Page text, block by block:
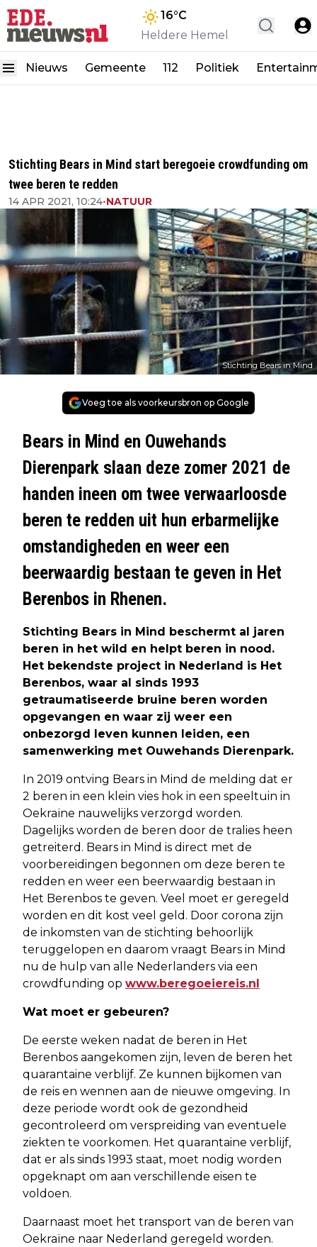
16°C
Heldere Hemel
Nieuws Gemeente 112 Politiek
Stichting Bears in Mind start beregoeie crowdfunding om
twee beren te redden
14 APR 2021, 10:24•NATUUR
Stichting Bears in Mind
Voeg toe als voorkeursbron op Google
Bears in Mind en Ouwehands
Dierenpark slaan deze zomer 2021 de
handen ineen om twee verwaarloosde
beren te redden uit hun erbarmelijke
omstandigheden en weer een
beerwaardig bestaan te geven in Het
Berenbos in Rhenen.
Stichting Bears in Mind beschermt al jaren
beren in het wild en helpt beren in nood.
Het bekendste project in Nederland is Het
Berenbos, waar al sinds 1993
getraumatiseerde bruine beren worden
opgevangen en waar zij weer een
onbezorgd leven kunnen leiden, een
samenwerking met Ouwehands Dierenpark.
In 2019 ontving Bears in Mind de melding dat er
2 beren in een klein vies hok in een speeltuin in
Oekraïne nauwelijks verzorgd worden.
Dagelijks worden de beren door de tralies heen
getreiterd. Bears in Mind is direct met de
voorbereidingen begonnen om deze beren te
redden en weer een beerwaardig bestaan in
Het Berenbos te geven. Veel moet er geregeld
worden en dit kost veel geld. Door corona zijn
de inkomsten van de stichting behoorlijk
teruggelopen en daarom vraagt Bears in Mind
nu de hulp van alle Nederlanders via een
crowdfunding op www.beregoeiereis.nl
Wat moet er gebeuren?
De eerste weken nadat de beren in Het
Berenbos aangekomen zijn, leven de beren het
quarantaine verblijf. Ze kunnen bijkomen van
de reis en wennen aan de nieuwe omgeving. In
deze periode wordt ook de gezondheid
gecontroleerd om verspreiding van eventuele
ziekten te voorkomen. Het quarantaine verblijf,
dat er als sinds 1993 staat, moet nodig worden
opgeknapt om aan verschillende eisen te
voldoen.
Daarnaast moet het transport van de beren van
Oekraïne naar Nederland geregeld worden.